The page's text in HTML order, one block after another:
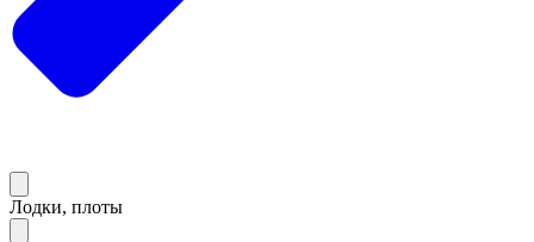
Лодки, плоты